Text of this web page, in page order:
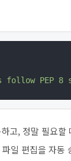
follow PEP
고, 정말 필요할
파일 편집을 자동